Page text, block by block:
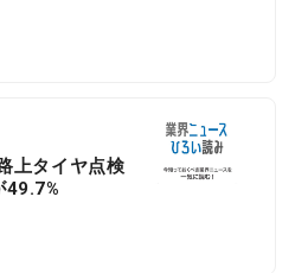
タイヤ点検